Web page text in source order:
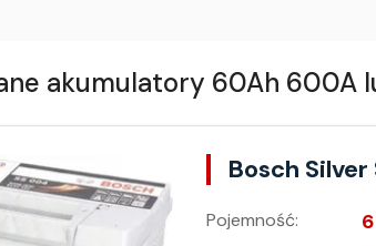
akumulatory 60Ah 600A
Bosch
Pojemność: